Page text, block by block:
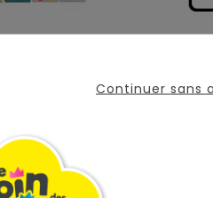
Continuer sans
circulaires. Ils peuvent
petite maison pour